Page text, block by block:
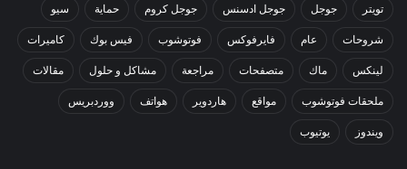
تويتر جوجل جوجل ادسنس جوجل كروم حماية سيو
شروحات عام فايرفوكس فوتوشوب فيس بوك كاميرات
لينكس ماك متصفحات مراجعة مشاكل و حلول مقالات
ملحقات فوتوشوب مواقع هاردوير هواتف ووردبريس
ويندوز يوتيوب